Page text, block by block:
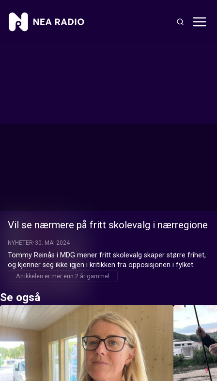
Vil se nærmere på fritt skolevalg i nærregione
NYHETER 30. MAI 2024
Tommy Reinås i MDG mener fritt skolevalg skaper større frihet,
og kjenner seg ikke igjen i kritikken fra opposisjonen i fylket.
Artikkelen er mer enn 2 år gammel
Se også